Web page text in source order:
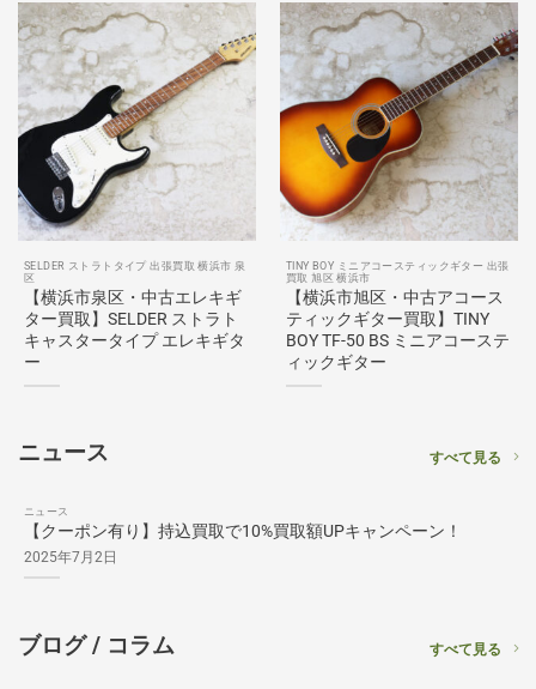
SELDER ストラトタイプ 出張買取 横浜市 泉
区
【横浜市泉区・中古エレキギ
ター買取】SELDER ストラト
キャスタータイプ エレキギタ
ー
TINY BOY ミニアコースティックギター 出張
買取 旭区 横浜市
【横浜市旭区・中古アコース
ティックギター買取】TINY
BOY TF-50 BS ミニアコーステ
ィックギター
ニュース すべて見る
ニュース
【クーポン有り】持込買取で10%買取額UPキャンペーン！
2025年7月2日
ブログ / コラム すべて見る